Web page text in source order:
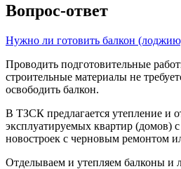
Вопрос-ответ
Нужно ли готовить балкон
Проводить подготовительные
строительные материалы не
освободить балкон.
В ТЗСК предлагается утепление и
эксплуатируемых квартир (домов)
новостроек с черновым ремонтом
Отделываем и утепляем балконы и